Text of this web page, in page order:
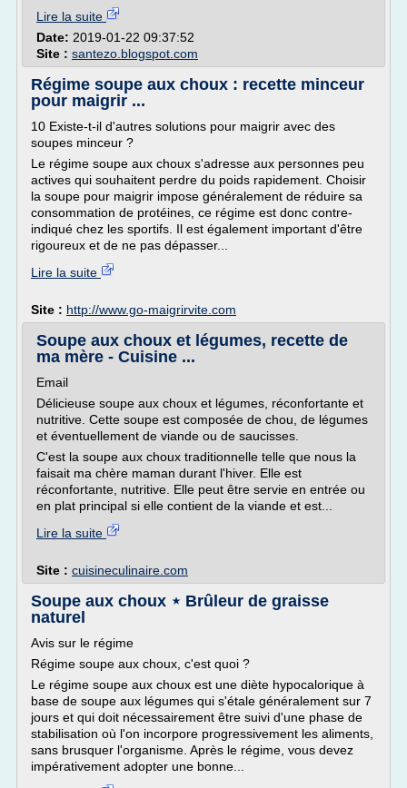
Lire la suite
Date: 2019-01-22 09:37:52
Site : santezo.blogspot.com
Régime soupe aux choux : recette minceur
pour maigrir ...
10 Existe-t-il d'autres solutions pour maigrir avec des
soupes minceur ?
Le régime soupe aux choux s'adresse aux personnes peu
actives qui souhaitent perdre du poids rapidement. Choisir
la soupe pour maigrir impose généralement de réduire sa
consommation de protéines, ce régime est donc contre-
indiqué chez les sportifs. Il est également important d'être
rigoureux et de ne pas dépasser...
Lire la suite
Site : http://www.go-maigrirvite.com
Soupe aux choux et légumes, recette de
ma mère - Cuisine ...
Email
Délicieuse soupe aux choux et légumes, réconfortante et
nutritive. Cette soupe est composée de chou, de légumes
et éventuellement de viande ou de saucisses.
C'est la soupe aux choux traditionnelle telle que nous la
faisait ma chère maman durant l'hiver. Elle est
réconfortante, nutritive. Elle peut être servie en entrée ou
en plat principal si elle contient de la viande et est...
Lire la suite
Site : cuisineculinaire.com
Soupe aux choux ⋆ Brûleur de graisse
naturel
Avis sur le régime
Régime soupe aux choux, c'est quoi ?
Le régime soupe aux choux est une diète hypocalorique à
base de soupe aux légumes qui s'étale généralement sur 7
jours et qui doit nécessairement être suivi d'une phase de
stabilisation où l'on incorpore progressivement les aliments,
sans brusquer l'organisme. Après le régime, vous devez
impérativement adopter une bonne...